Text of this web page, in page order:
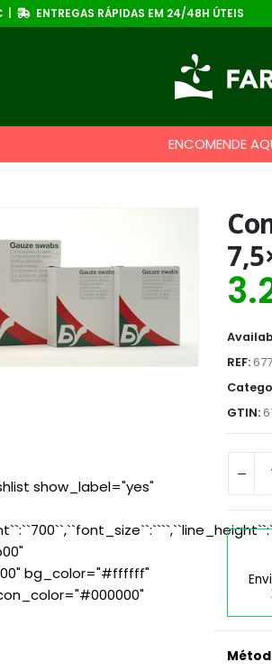
| ENTREGAS RÁPIDAS EM 24/48H ÚTEIS
ENCOMENDE
show_label="yes"
bg_color="#ffffff"
REF:
GTIN: